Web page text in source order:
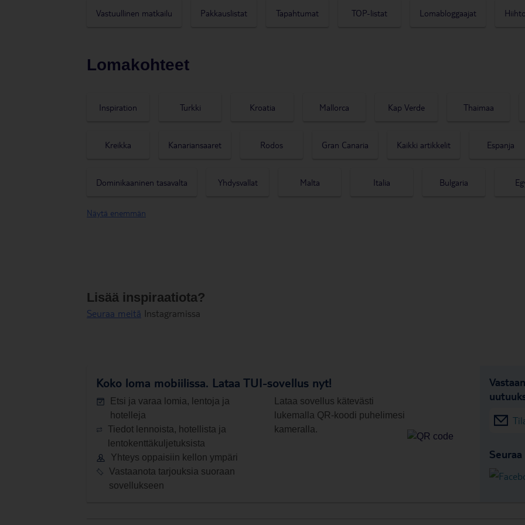
Vastuullinen matkailu Pakkauslistat Tapahtumat TOP-listat Lomabloggaajat
Lomakohteet
Inspiration Turkki Kroatia Mallorca Kap Verde Thaimaa
Kreikka Kanariansaaret Rodos Gran Canaria Kaikki artikkelit Espanja
Dominikaaninen tasavalta Yhdysvallat Malta Italia Bulgaria
Japani
Näytä enemmän
Lisää inspiraatiota?
Seuraa meitä Instagramissa
Koko loma mobiilissa. Lataa TUI-sovellus nyt!
Etsi ja varaa lomia, lentoja ja
hotelleja
Tiedot lennoista, hotellista ja
lentokenttäkuljetuksista
Yhteys oppaisiin kellon ympäri
Vastaanota tarjouksia suoraan
sovellukseen
Lataa sovellus kätevästi
lukemalla QR-koodi puhelimesi
kameralla.